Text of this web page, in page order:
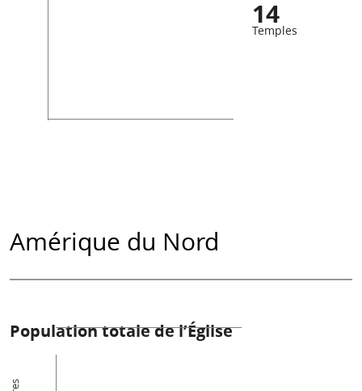
14
Temples
Amérique du Nord
Population totale de l’Église